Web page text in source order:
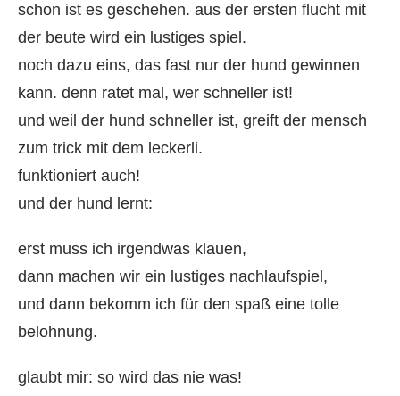
schon ist es geschehen. aus der ersten flucht mit
der beute wird ein lustiges spiel.
noch dazu eins, das fast nur der hund gewinnen
kann. denn ratet mal, wer schneller ist!
und weil der hund schneller ist, greift der mensch
zum trick mit dem leckerli.
funktioniert auch!
und der hund lernt:
erst muss ich irgendwas klauen,
dann machen wir ein lustiges nachlaufspiel,
und dann bekomm ich für den spaß eine tolle
belohnung.
glaubt mir: so wird das nie was!